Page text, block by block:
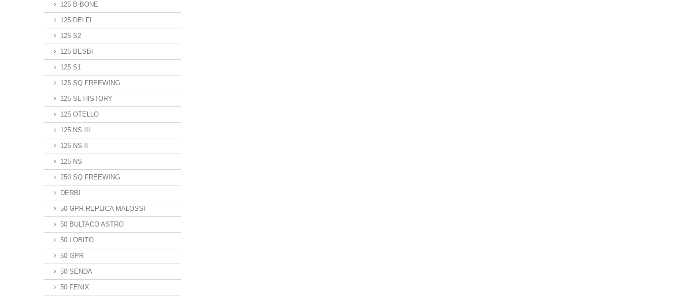
125 B-BONE
125 DELFI
125 S2
125 BESBI
125 S1
125 SQ FREEWING
125 SL HISTORY
125 OTELLO
125 NS III
125 NS II
125 NS
250 SQ FREEWING
DERBI
50 GPR REPLICA MALOSSI
50 BULTACO ASTRO
50 LOBITO
50 GPR
50 SENDA
50 FENIX